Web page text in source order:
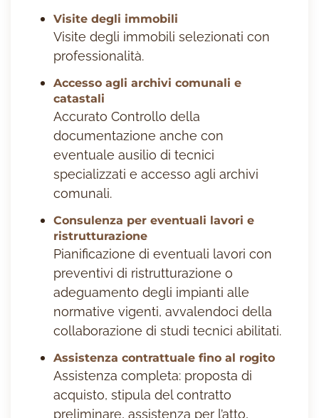
Visite degli immobili
Visite degli immobili selezionati con
professionalità.
Accesso agli archivi comunali e
catastali
Accurato Controllo della
documentazione anche con
eventuale ausilio di tecnici
specializzati e accesso agli archivi
comunali.
Consulenza per eventuali lavori e
ristrutturazione
Pianificazione di eventuali lavori con
preventivi di ristrutturazione o
adeguamento degli impianti alle
normative vigenti, avvalendoci della
collaborazione di studi tecnici abilitati.
Assistenza contrattuale fino al rogito
Assistenza completa: proposta di
acquisto, stipula del contratto
preliminare, assistenza per l’atto,